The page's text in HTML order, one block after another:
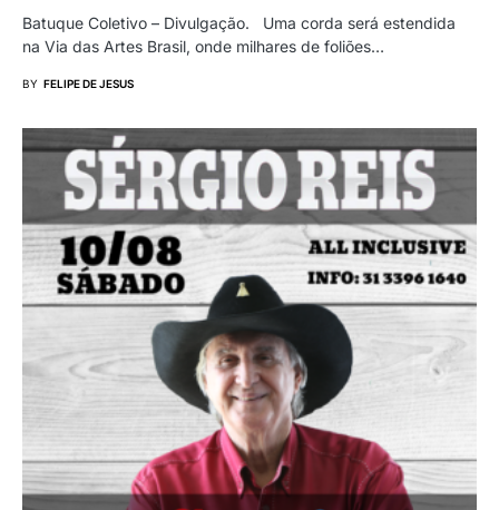
Batuque Coletivo – Divulgação. Uma corda será estendida
na Via das Artes Brasil, onde milhares de foliões…
BY FELIPE DE JESUS